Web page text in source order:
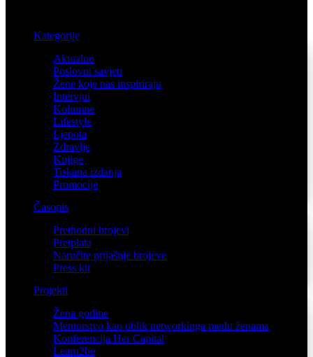
Kategorije
Aktualno
Poslovni savjeti
Žene koje nas inspiriraju
Intervjui
Kolumne
Lifestyle
Ljepota
Zdravlje
Knjige
Tiskana izdanja
Promocije
Časopis
Prethodni brojevi
Pretplata
Naručite prijašnje brojeve
Press kit
Projekti
Žena godine
Mentorstvo kao oblik networkinga među ženama
Konferencija Her Capital
Learn2be